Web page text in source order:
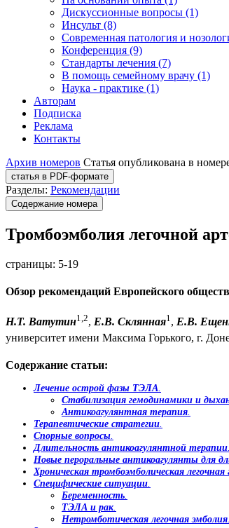
Дискуссионные вопросы (1)
Инсульт (8)
Современная патология и
Конференция (9)
Стандарты лечения (7)
В помощь семейному врачу (1)
Наука - практике (1)
Авторам
Подписка
Реклама
Контакты
Архив номеров Статья опубликована в
статья в PDF-формате
Разделы: Рекомендации
Содержание номера
Тромбоэмболия легочной
страницы: 5-19
Обзор рекомендаций Европейского
Н.Т. Ватутин1,2, Е.В. Склянная1, Е.В.
университет имени Максима Горького, г.
Содержание статьи:
Лечение острой фазы ТЭЛА
Стабилизация гемодинамики и
Антикоагулянтная терапия
Терапевтические стратегии
Спорные вопросы
Длительность антикоагулянтной терапии
Новые пероральные антикоагулянты для
Хроническая тромбоэмболическая легочная
Специфические ситуации
Беременность
ТЭЛА и рак.
Нетромботическая легочная эмболия